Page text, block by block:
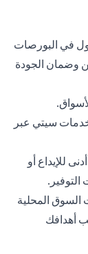
في البورصات
وضمان الجودة
سيتي عبر
للإيداع أو
السوق المحلية
أهدافك